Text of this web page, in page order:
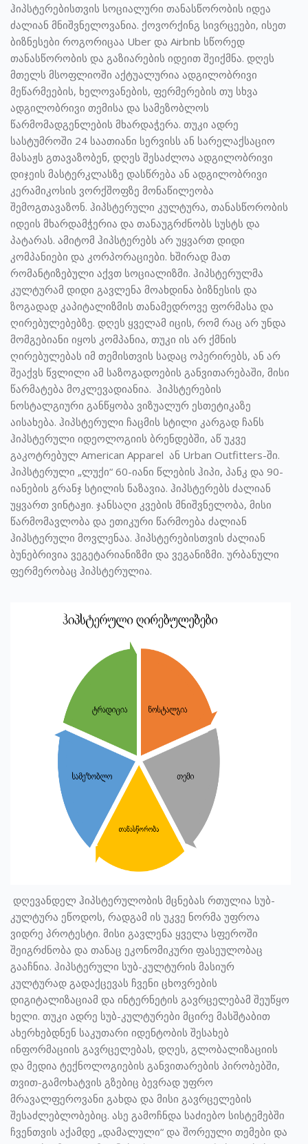
ჰიპსტერებისთვის სოციალური თანასწორობის იდეა
ძალიან მნიშვნელოვანია. ქოვორქინგ სივრცეები, ისეთ
ბიზნესები როგორიცაა Uber და Airbnb სწორედ
თანასწორობის და გაზიარების იდეით შეიქმნა. დღეს
მთელს მსოფლიოში აქტუალურია ადგილობრივი
მეწარმეების, ხელოვანების, ფერმერების თუ სხვა
ადგილობრივი თემისა და სამეზობლოს
წარმომადგენლების მხარდაჭერა. თუკი ადრე
სასტუმროში 24 საათიანი სერვისს ან სარელაქსაციო
მასაჟს გთავაზობენ, დღეს შესაძლოა ადგილობრივი
დიჯეის მასტერკლასზე დასწრება ან ადგილობრივი
კერამიკოსის ვორქშოფზე მონაწილეობა
შემოგთავაზონ. ჰიპსტერული კულტურა, თანასწორობის
იდეის მხარდამჭერია და თანაუგრძნობს სუსტს და
პატარას. ამიტომ ჰიპსტერებს არ უყვართ დიდი
კომპანიები და კორპორაციები. ხშირად მათ
რომანტიზებული აქვთ სოციალიზმი. ჰიპსტერულმა
კულტურამ დიდი გავლენა მოახდინა ბიზნესის და
ზოგადად კაპიტალიზმის თანამედროვე ფორმასა და
ღირებულებებზე. დღეს ყველამ იცის, რომ რაც არ უნდა
მომგებიანი იყოს კომპანია, თუკი ის არ ქმნის
ღირებულებას იმ თემისთვის სადაც ოპერირებს, ან არ
შეაქვს წვლილი ამ საზოგადოების განვითარებაში, მისი
წარმატება მოკლევადიანია. ჰიპსტერების
ნოსტალგიური განწყობა ვიზუალურ ესთეტიკაზე
აისახება. ჰიპსტერული ჩაცმის სტილი კარგად ჩანს
ჰიპსტერული იდეოლოგიის ბრენდებში, აწ უკვე
გაკოტრებულ American Apparel ან Urban Outfitters-ში.
ჰიპსტერული „ლუქი“ 60-იანი წლების ჰიპი, პანკ და 90-
იანების გრანჯ სტილის ნაზავია. ჰიპსტერებს ძალიან
უყვართ ვინტაჟი. ჯანსაღი კვების მნიშვნელობა, მისი
წარმომავლობა და ეთიკური წარმოება ძალიან
ჰიპსტერული მოვლენაა. ჰიპსტერებისთვის ძალიან
ბუნებრივია ვეგეტარიანიზმი და ვეგანიზმი. ურბანული
ფერმერობაც ჰიპსტერულია.
დღევანდელ ჰიპსტერულობის მცნებას რთულია სუბ-
კულტურა ეწოდოს, რადგამ ის უკვე ნორმა უფროა
ვიდრე პროტესტი. მისი გავლენა ყველა სფეროში
შეიგრძნობა და თანაც ეკონომიკური ფასეულობაც
გააჩნია. ჰიპსტერული სუბ-კულტურის მასიურ
კულტურად გადაქცევას ჩვენი ცხოვრების
დიგიტალიზაციამ და ინტერნეტის გავრცელებამ შეუწყო
ხელი. თუკი ადრე სუბ-კულტურები მცირე მასშტაბით
ახერხებდნენ საკუთარი იდენტობის შესახებ
ინფორმაციის გავრცელებას, დღეს, გლობალიზაციის
და მედია ტექნოლოგიების განვითარების პირობებში,
თვით-გამოხატვის გზებიც ბევრად უფრო
მრავალფეროვანი გახდა და მისი გავრცელების
შესაძლებლობებიც. ასე გამოჩნდა საძიებო სისტემებში
ჩვენთვის აქამდე „დამალული“ და შორეული თემები და